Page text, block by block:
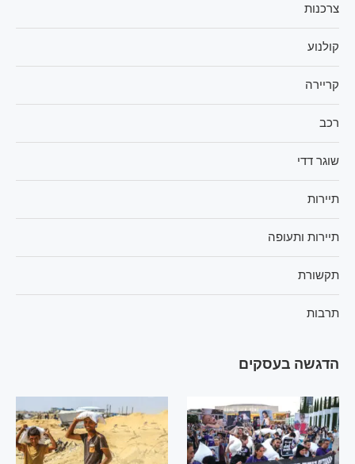
צרכנות
קולנוע
קריירה
רכב
שוגר דדי
תיירות
תיירות ותעופה
תקשורת
תרבות
הדגשה בעסקים